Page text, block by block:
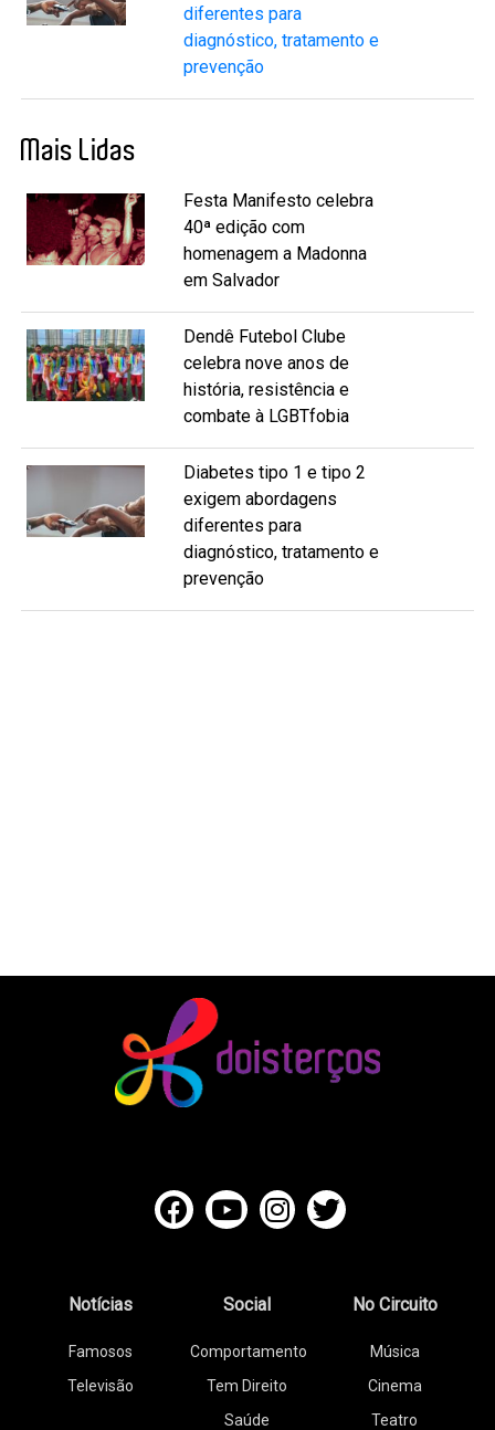
diferentes para
diagnóstico, tratamento e
prevenção
Mais Lidas
Festa Manifesto celebra
40ª edição com
homenagem a Madonna
em Salvador
Dendê Futebol Clube
celebra nove anos de
história, resistência e
combate à LGBTfobia
Diabetes tipo 1 e tipo 2
exigem abordagens
diferentes para
diagnóstico, tratamento e
prevenção
Notícias
Famosos
Televisão
Social
Comportamento
Tem Direito
Saúde
No Circuito
Música
Cinema
Teatro